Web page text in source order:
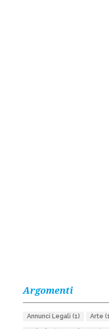
Argomenti
Annunci Legali (1) Arte